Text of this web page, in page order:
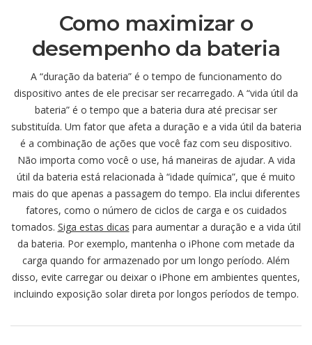
Como maximizar o
desempenho da bateria
A “duração da bateria” é o tempo de funcionamento do
dispositivo antes de ele precisar ser recarregado. A “vida útil da
bateria” é o tempo que a bateria dura até precisar ser
substituída. Um fator que afeta a duração e a vida útil da bateria
é a combinação de ações que você faz com seu dispositivo.
Não importa como você o use, há maneiras de ajudar. A vida
útil da bateria está relacionada à “idade química”, que é muito
mais do que apenas a passagem do tempo. Ela inclui diferentes
fatores, como o número de ciclos de carga e os cuidados
tomados. Siga estas dicas para aumentar a duração e a vida útil
da bateria. Por exemplo, mantenha o iPhone com metade da
carga quando for armazenado por um longo período. Além
disso, evite carregar ou deixar o iPhone em ambientes quentes,
incluindo exposição solar direta por longos períodos de tempo.